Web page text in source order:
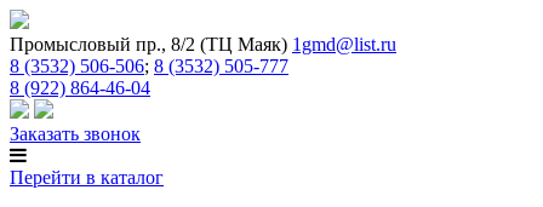
Промысловый пр., 8/2 (ТЦ Маяк) 1gmd@list.ru
8 (3532) 506-506; 8 (3532) 505-777
8 (922) 864-46-04
Заказать звонок
Перейти в каталог